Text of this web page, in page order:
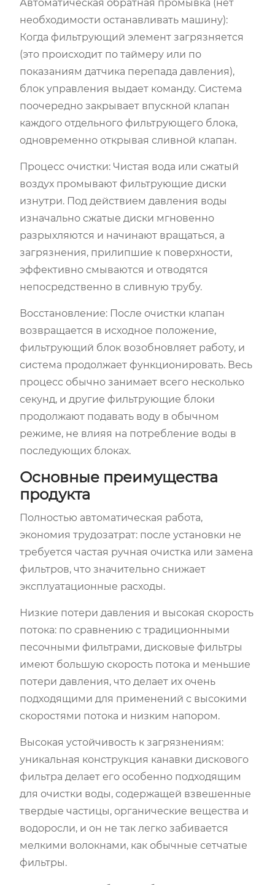
Автоматическая обратная промывка (нет
необходимости останавливать машину):
Когда фильтрующий элемент загрязняется
(это происходит по таймеру или по
показаниям датчика перепада давления),
блок управления выдает команду. Система
поочередно закрывает впускной клапан
каждого отдельного фильтрующего блока,
одновременно открывая сливной клапан.
Процесс очистки: Чистая вода или сжатый
воздух промывают фильтрующие диски
изнутри. Под действием давления воды
изначально сжатые диски мгновенно
разрыхляются и начинают вращаться, а
загрязнения, прилипшие к поверхности,
эффективно смываются и отводятся
непосредственно в сливную трубу.
Восстановление: После очистки клапан
возвращается в исходное положение,
фильтрующий блок возобновляет работу, и
система продолжает функционировать. Весь
процесс обычно занимает всего несколько
секунд, и другие фильтрующие блоки
продолжают подавать воду в обычном
режиме, не влияя на потребление воды в
последующих блоках.
Основные преимущества
продукта
Полностью автоматическая работа,
экономия трудозатрат: после установки не
требуется частая ручная очистка или замена
фильтров, что значительно снижает
эксплуатационные расходы.
Низкие потери давления и высокая скорость
потока: по сравнению с традиционными
песочными фильтрами, дисковые фильтры
имеют большую скорость потока и меньшие
потери давления, что делает их очень
подходящими для применений с высокими
скоростями потока и низким напором.
Высокая устойчивость к загрязнениям:
уникальная конструкция канавки дискового
фильтра делает его особенно подходящим
для очистки воды, содержащей взвешенные
твердые частицы, органические вещества и
водоросли, и он не так легко забивается
мелкими волокнами, как обычные сетчатые
фильтры.